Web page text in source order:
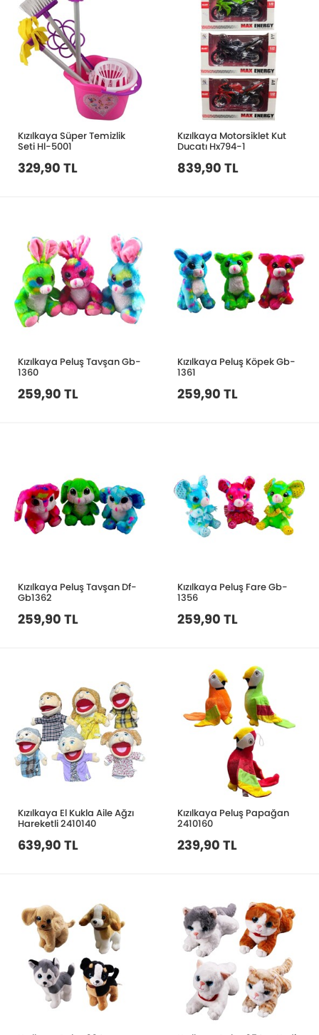
Kızılkaya Süper Temizlik
Seti Hl-5001
329,90 TL
Kızılkaya Motorsiklet Kut
Ducatı Hx794-1
839,90 TL
Kızılkaya Peluş Tavşan Gb-
1360
259,90 TL
Kızılkaya Peluş Köpek Gb-
1361
259,90 TL
Kızılkaya Peluş Tavşan Df-
Gb1362
259,90 TL
Kızılkaya Peluş Fare Gb-
1356
259,90 TL
Kızılkaya El Kukla Aile Ağzı
Hareketli 2410140
639,90 TL
Kızılkaya Peluş Papağan
2410160
239,90 TL